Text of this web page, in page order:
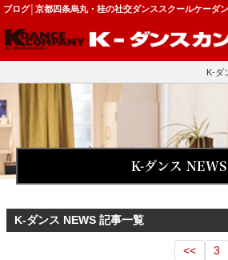
ブログ│京都四条烏丸・桂の社交ダンススクールケーダ
K-ダ
K-ダンス NEWS
K-ダンス NEWS 記事一覧
<< 3